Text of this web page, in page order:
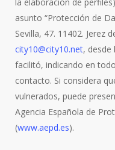
asunto “Protección de
Sevilla, 47. 11402. Jerez
city10@city10.net, desde
facilitó, indicando en
contacto. Si considera
vulnerados, puede
Agencia Española de
(www.aepd.es).